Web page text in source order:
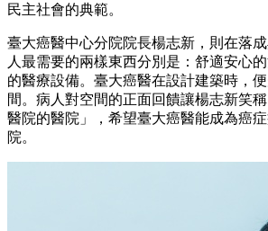
民主社會的典範。
臺大癌醫中心分院院長楊志新，則在落
人最需要的兩樣東西分別是：舒適安心
的醫療設備。臺大癌醫在設計建築時，
間。病人對空間的正面回饋讓楊志新笑
醫院的醫院」，希望臺大癌醫能成為癌
院。